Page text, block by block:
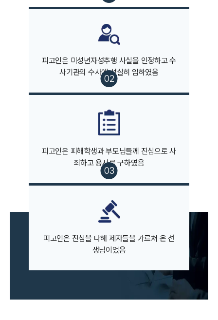
팀소개
팀소개
대륜의 강점
오시는 길
글로벌 파트너 로펌
고객의 소리
통합검색
AI대륜
업무사례
주요 업무사례
법률지식인
피고인은 미성년자성추행 사실을 인정하고 수
사기관의 수사에 성실히 임하였음
피고인은 피해학생과 부모님들께 진심으로 사
죄하고 용서를 구하였음
피고인은 진심을 다해 제자들을 가르쳐 온 선
생님이었음